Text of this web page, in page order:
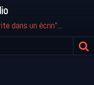
dans un écrin"...